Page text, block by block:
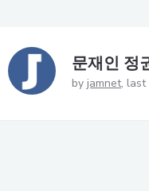
문재인 정
by jamnet last